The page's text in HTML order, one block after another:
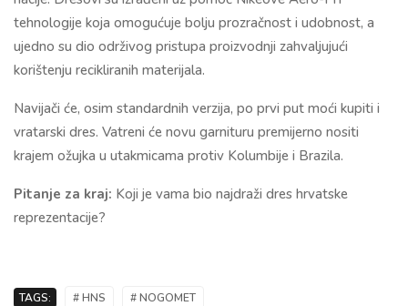
tehnologije koja omogućuje bolju prozračnost i udobnost, a
ujedno su dio održivog pristupa proizvodnji zahvaljujući
korištenju recikliranih materijala.
Navijači će, osim standardnih verzija, po prvi put moći kupiti i
vratarski dres. Vatreni će novu garnituru premijerno nositi
krajem ožujka u utakmicama protiv Kolumbije i Brazila.
Pitanje za kraj: Koji je vama bio najdraži dres hrvatske
reprezentacije?
TAGS: # HNS
# NOGOMET